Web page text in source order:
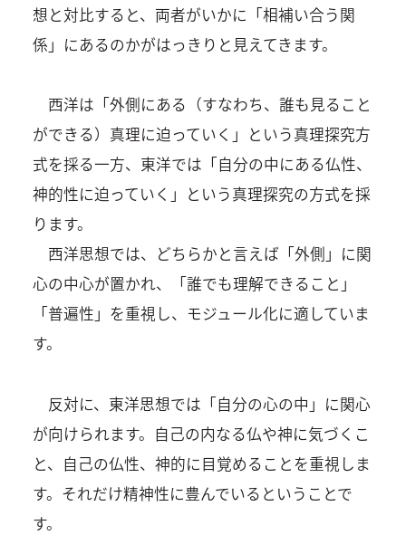
想と対比すると、両者がいかに「相補い合う関
係」にあるのかがはっきりと見えてきます。
西洋は「外側にある（すなわち、誰も見ること
ができる）真理に迫っていく」という真理探究方
式を採る一方、東洋では「自分の中にある仏性、
神的性に迫っていく」という真理探究の方式を採
ります。
西洋思想では、どちらかと言えば「外側」に関
心の中心が置かれ、「誰でも理解できること」
「普遍性」を重視し、モジュール化に適していま
す。
反対に、東洋思想では「自分の心の中」に関心
が向けられます。自己の内なる仏や神に気づくこ
と、自己の仏性、神的に目覚めることを重視しま
す。それだけ精神性に豊んでいるということで
す。